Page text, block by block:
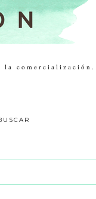
la comercialización.